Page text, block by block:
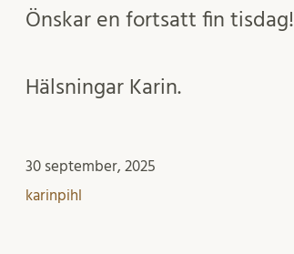
Önskar en fortsatt fin tisdag!
Hälsningar Karin.
30 september, 2025
karinpihl